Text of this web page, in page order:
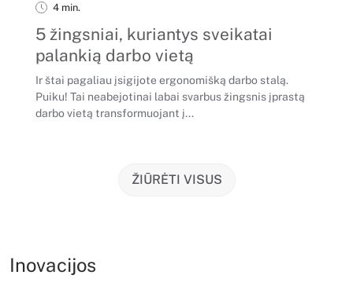
4 min.
5 žingsniai, kuriantys sveikatai
palankią darbo vietą
Ir štai pagaliau įsigijote ergonomišką darbo stalą.
Puiku! Tai neabejotinai labai svarbus žingsnis įprastą
darbo vietą transformuojant į...
ŽIŪRĖTI VISUS
Inovacijos